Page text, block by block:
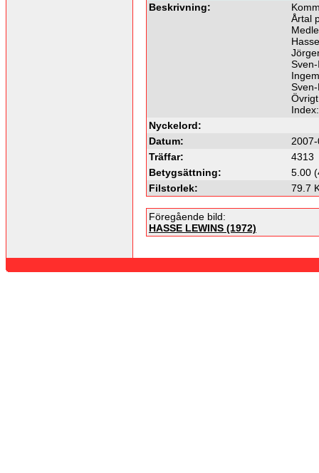
Beskrivning:
Årtal
Nyckelord:
Datum:
Träffar:
4313
Betygsättning:
5.00
Filstorlek:
79.7
Föregående bild:
HASSE LEWINS (1972)